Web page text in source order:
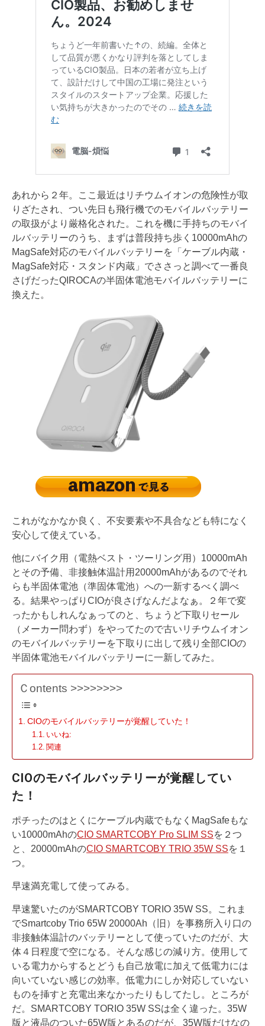
あれから２年。ここ最近はリチウムイオンの危険性が取
りざたされ、つい先日も飛行機でのモバイルバッテリー
の取扱がより厳格化された。これを機に手持ちのモバイ
ルバッテリーのうち、まずは普段持ち歩く10000mAhの
MagSafe対応のモバイルバッテリーを「ケーブル内蔵・
MagSafe対応・スタンド内蔵」でささっと調べて一番良
さげだったQIROCAの半固体電池モバイルバッテリーに
換えた。
これがなかなか良く、不安要素や不具合なども特になく
安心して使えている。
他にバイク用（電熱ベスト・ツーリング用）10000mAh
とその予備、非接触体温計用20000mAhがあるのでそれ
らも半固体電池（準固体電池）への一新するべく調べ
る。結果やっぱりCIOが良さげなんだよなぁ。２年で変
ったかもしれんなぁってのと、ちょうど下取りセール
（メーカー問わず）をやってたので古いリチウムイオン
のモバイルバッテリーを下取りに出して残り全部CIOの
半固体電池モバイルバッテリーに一新してみた。
Ｃontents >>>>>>>>
CIOのモバイルバッテリーが覚醒していた！
いいね:
関連
CIOのモバイルバッテリーが覚醒してい
た！
ポチったのはとくにケーブル内蔵でもなくMagSafeもな
い10000mAhのCIO SMARTCOBY Pro SLIM SSを２つ
と、20000mAhのCIO SMARTCOBY TRIO 35W SSを１
つ。
早速満充電して使ってみる。
早速驚いたのがSMARTCOBY TORIO 35W SS。これま
でSmartcoby Trio 65W 20000Ah（旧）を事務所入り口の
非接触体温計のバッテリーとして使っていたのだが、大
体４日程度で空になる。そんな感じの減り方。使用して
いる電力からするとどうも自己放電に加えて低電力には
向いていない感じの効率。低電力にしか対応していない
ものを挿すと充電出来なかったりもしてたし。ところが
だ。SMARTCOBY TORIO 35W SSは全く違った。35W
版と液晶のついた65W版とあるのだが、35W版だけなの